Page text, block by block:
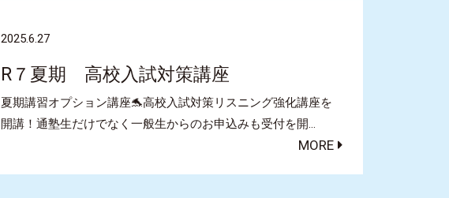
2025.6.27
R７夏期 高校入試対策講座
夏期講習オプション講座🐬高校入試対策リスニング強化講座を
開講！通塾生だけでなく一般生からのお申込みも受付を開…
MORE